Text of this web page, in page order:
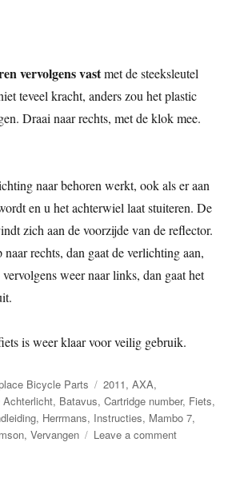
vervolgens vastmet de steeksleutel
teveel kracht, anders zou het plastic
Draai naar rechts, met de klok mee.
naar behoren werkt, ook als er aan
en u het achterwiel laat stuiteren. De
zich aan de voorzijde van de reflector.
rechts, dan gaat de verlichting aan,
weer naar links, dan gaat het
is weer klaar voor veilig gebruik.
Bicycle Parts Tags
2011,AXA,
Achterlicht, Batavus,Cartridge number, Fiets,
, Herrmans, Instructies, Mambo 7,
,Vervangen Leave a commenton